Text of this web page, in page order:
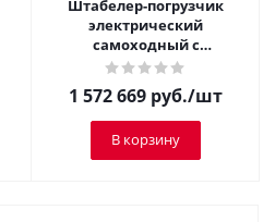
Штабелер-погрузчик
электрический
самоходный с
платформой TOR 1,5 т 5,0
м CQDH15A-I
1 572 669 руб./шт
В корзину